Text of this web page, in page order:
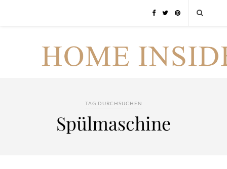
TAG DURCHSUCHEN
Spülmaschine